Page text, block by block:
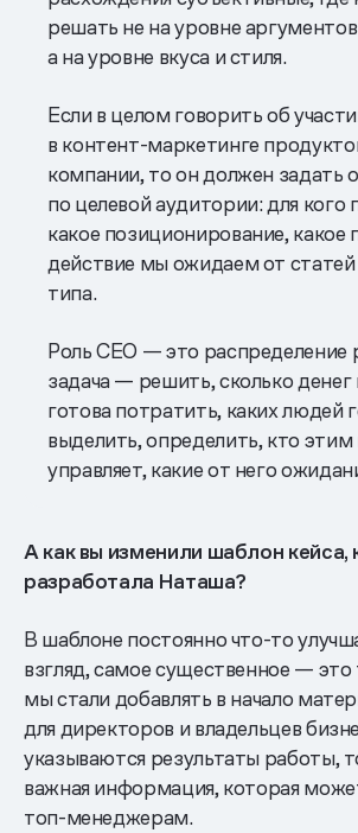
решать не на уровне
а на уровне вкуса и стиля.
Если в целом говорить об
в контент-маркетинге
компании, то он должен задать
по целевой аудитории: для кого
какое позиционирование, какое
действие мы ожидаем от
типа.
Роль CEO — это распределение
задача — решить, сколько
готова потратить, каких людей
выделить, определить, кто
управляет, какие от него
А как вы изменили шаблон кейса,
разработала Наташа?
В шаблоне постоянно что-то
взгляд, самое существенное — это
мы стали добавлять в начало
для директоров и владельцев
указываются результаты работы,
важная информация, которая
топ-менеджерам.